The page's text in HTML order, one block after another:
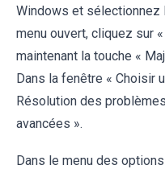
Windows et sélectionnez
menu ouvert, cliquez sur
maintenant la touche «
Dans la fenêtre « Choisir
Résolution des
avancées ».
Dans le menu des